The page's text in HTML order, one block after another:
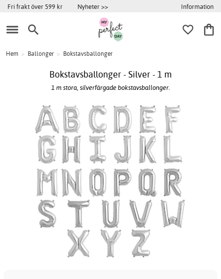
Fri frakt över 599 kr Nyheter >> Information
Hem > Ballonger > Bokstavsballonger
Bokstavsballonger - Silver - 1 m
1 m stora, silverfärgade bokstavsballonger.